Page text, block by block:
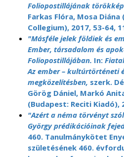
Foliopostillájának
Farkas Flóra, Mosa
Collegium), 2017, 53-64,
"Másféle jelek földiek és
Ember, társadalom és
Foliopostillájában. In:
Az ember – kultúrtörténeti
megközelítésben, szerk.
Görög Dániel, Markó
(Budapest: Reciti Kiadó),
"Azért a néma törvényt
György prédikációinak
460. Tanulmánykötet
születésének 460.